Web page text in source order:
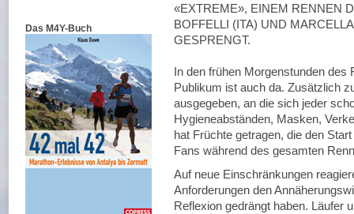
Das M4Y-Buch
«EXTREME», EINEM RENNEN
BOFFELLI (ITA) UND
GESPRENGT.
In den frühen Morgenstunden des
Publikum ist auch da. Zusätzlich
ausgegeben, an die sich jeder
Hygieneabständen, Masken,
hat Früchte getragen, die den
Fans während des gesamten
Auf neue Einschränkungen
Anforderungen den
Reflexion gedrängt haben. Läufer